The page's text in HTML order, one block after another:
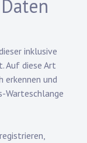
inklusive
Auf diese Art
und
Warteschlange